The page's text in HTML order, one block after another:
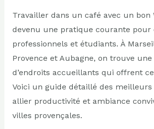
Travailler dans un café avec un bon
devenu une pratique courante pour
professionnels et étudiants. À
Provence et Aubagne, on trouve
d’endroits accueillants qui offrent
Voici un guide détaillé des
allier productivité et ambiance
villes provençales.